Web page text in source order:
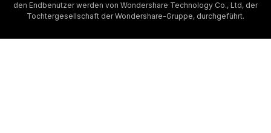
den Endbenutzer werden von Wondershare Technology Co., Ltd, der
Tochtergesellschaft der Wondershare-Gruppe, durchgeführt.